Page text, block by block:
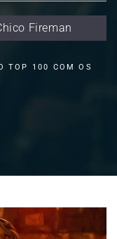
Fireman
TOP 100 COM OS